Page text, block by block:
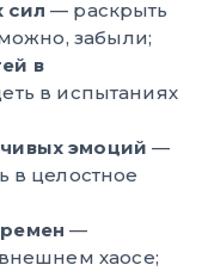
сил — раскрыть
забыли;
в
в испытаниях
эмоций —
в целостное
—
хаосе;